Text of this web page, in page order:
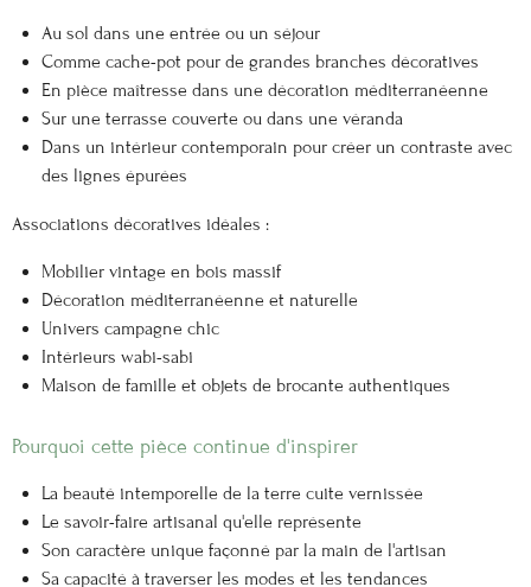
Au sol dans une entrée ou un séjour
Comme cache-pot pour de grandes branches décoratives
En pièce maîtresse dans une décoration méditerranéenne
Sur une terrasse couverte ou dans une véranda
Dans un intérieur contemporain pour créer un contraste avec
des lignes épurées
Associations décoratives idéales :
Mobilier vintage en bois massif
Décoration méditerranéenne et naturelle
Univers campagne chic
Intérieurs wabi-sabi
Maison de famille et objets de brocante authentiques
Pourquoi cette pièce continue d'inspirer
La beauté intemporelle de la terre cuite vernissée
Le savoir-faire artisanal qu'elle représente
Son caractère unique façonné par la main de l'artisan
Sa capacité à traverser les modes et les tendances